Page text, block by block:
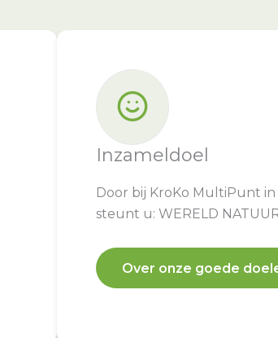
Inzameldoel
Door bij KroKo MultiPunt
steunt u: WERELD
Over onze goede